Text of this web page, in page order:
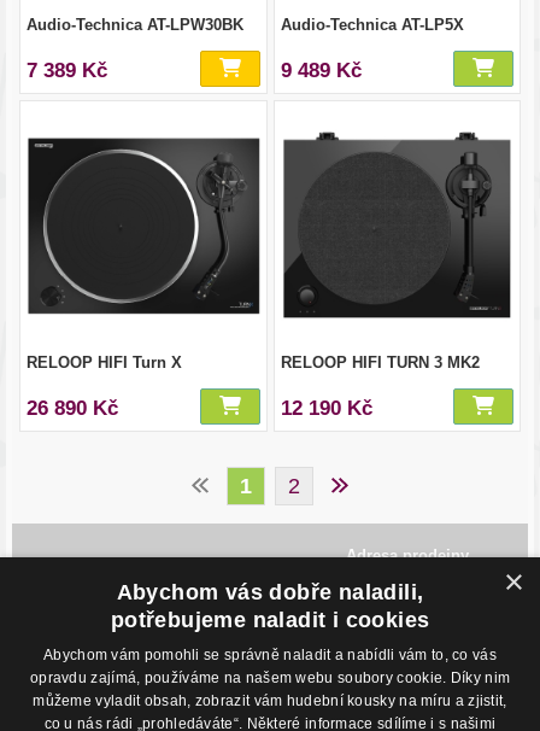
Audio-Technica AT-LPW30BK
7 389 Kč
Audio-Technica AT-LP5X
9 489 Kč
RELOOP HIFI Turn X
26 890 Kč
RELOOP HIFI TURN 3 MK2
12 190 Kč
1 2
Adresa prodejny
Havlíčkovo Nábřeží 28,
702 00, Ostrava
Česká Republika
Kontakty
Eshop: +420 725 169 052
Prodejna: +420 596 113 012
O nákupu
Obchodní podmínky
Podmínky prodeje na splátky
×
Abychom vás dobře naladili,
potřebujeme naladit i cookies
Abychom vám pomohli se správně naladit a nabídli vám to, co vás
opravdu zajímá, používáme na našem webu soubory cookie. Díky nim
můžeme vyladit obsah, zobrazit vám hudební kousky na míru a zjistit,
co u nás rádi „prohledáváte“. Některé informace sdílíme i s našimi